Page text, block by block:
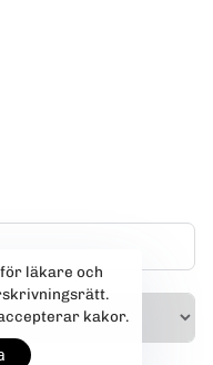
läkare och
kakor.